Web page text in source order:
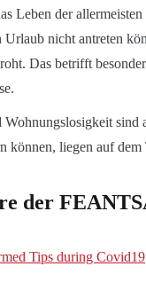
Leben der
Urlaub nicht antreten
Das betrifft
Wohnungslosigkeit sind
können, liegen auf dem
der
Tips during Covid19